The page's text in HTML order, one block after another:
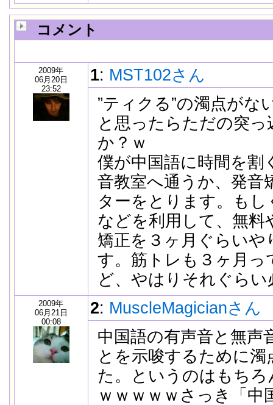
コメント
2009年
06月20日
23:52
1: MST102さん
”ティクる”の濁点がな
と思ったらただの突
か？ｗ
僕が中国語に時間を割
音教室へ通うか、発音
ターをとります。も
などを利用して、無料
矯正を３ヶ月ぐらいや
す。筋トレも３ヶ月っ
ど、やはりそれぐら
2009年
06月21日
00:08
2: MuscleMagicianさん
中国語の有声音と無声
とを示唆するために
た。というのはもち
ｗｗｗｗｗさっき「